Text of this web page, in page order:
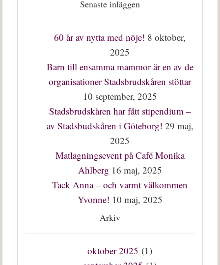
Senaste inläggen
60 år av nytta med nöje! 8 oktober,
2025
Barn till ensamma mammor är en av de
organisationer Stadsbrudskåren stöttar
10 september, 2025
Stadsbrudskåren har fått stipendium –
av Stadsbudskåren i Göteborg! 29 maj,
2025
Matlagningsevent på Café Monika
Ahlberg 16 maj, 2025
Tack Anna – och varmt välkommen
Yvonne! 10 maj, 2025
Arkiv
oktober 2025 (1)